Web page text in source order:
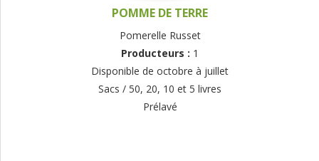
POMME DE TERRE
Pomerelle Russet
Producteurs : 1
Disponible de octobre à juillet
Sacs / 50, 20, 10 et 5 livres
Prélavé